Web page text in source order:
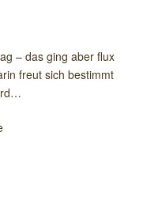
– das ging aber flux
freut sich bestimmt